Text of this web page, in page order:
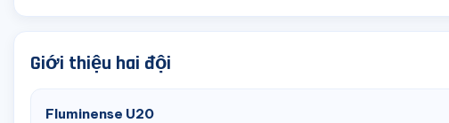
Giới thiệu hai đội
Fluminense U20